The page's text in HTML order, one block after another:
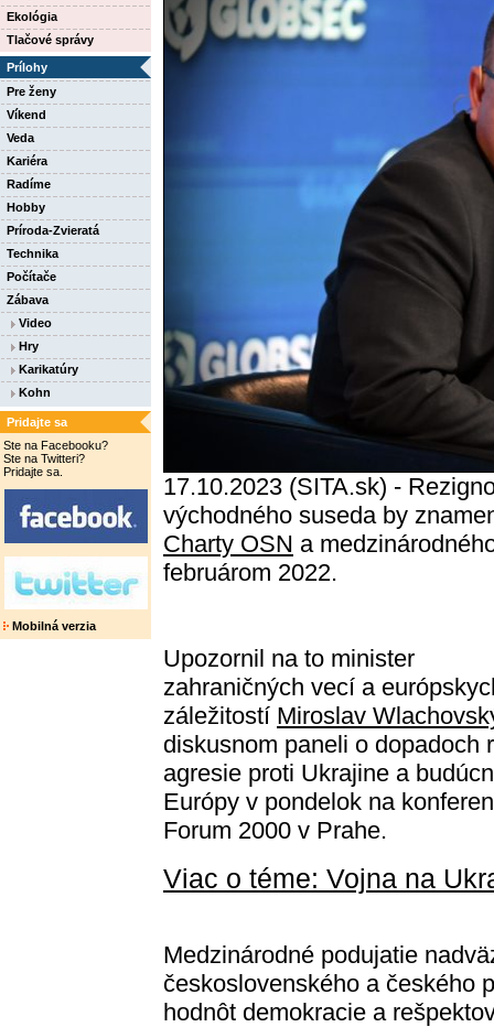
Ekológia
Tlačové správy
Prílohy
Pre ženy
Víkend
Veda
Kariéra
Radíme
Hobby
Príroda-Zvieratá
Technika
Počítače
Zábava
Video
Hry
Karikatúry
Kohn
Pridajte sa
Ste na Facebooku?
Ste na Twitteri?
Pridajte sa.
Mobilná verzia
17.10.2023 (SITA.sk) -
východného suseda by
Charty OSN a
februárom 2022.
Upozornil na to minister
zahraničných vecí a
záležitostí Miroslav
diskusnom paneli o dopadoch
agresie proti Ukrajine a
Európy v pondelok na
Forum 2000 v Prahe.
Viac o téme: Vojna na
Medzinárodné podujatie
československého a českého
hodnôt demokracie a